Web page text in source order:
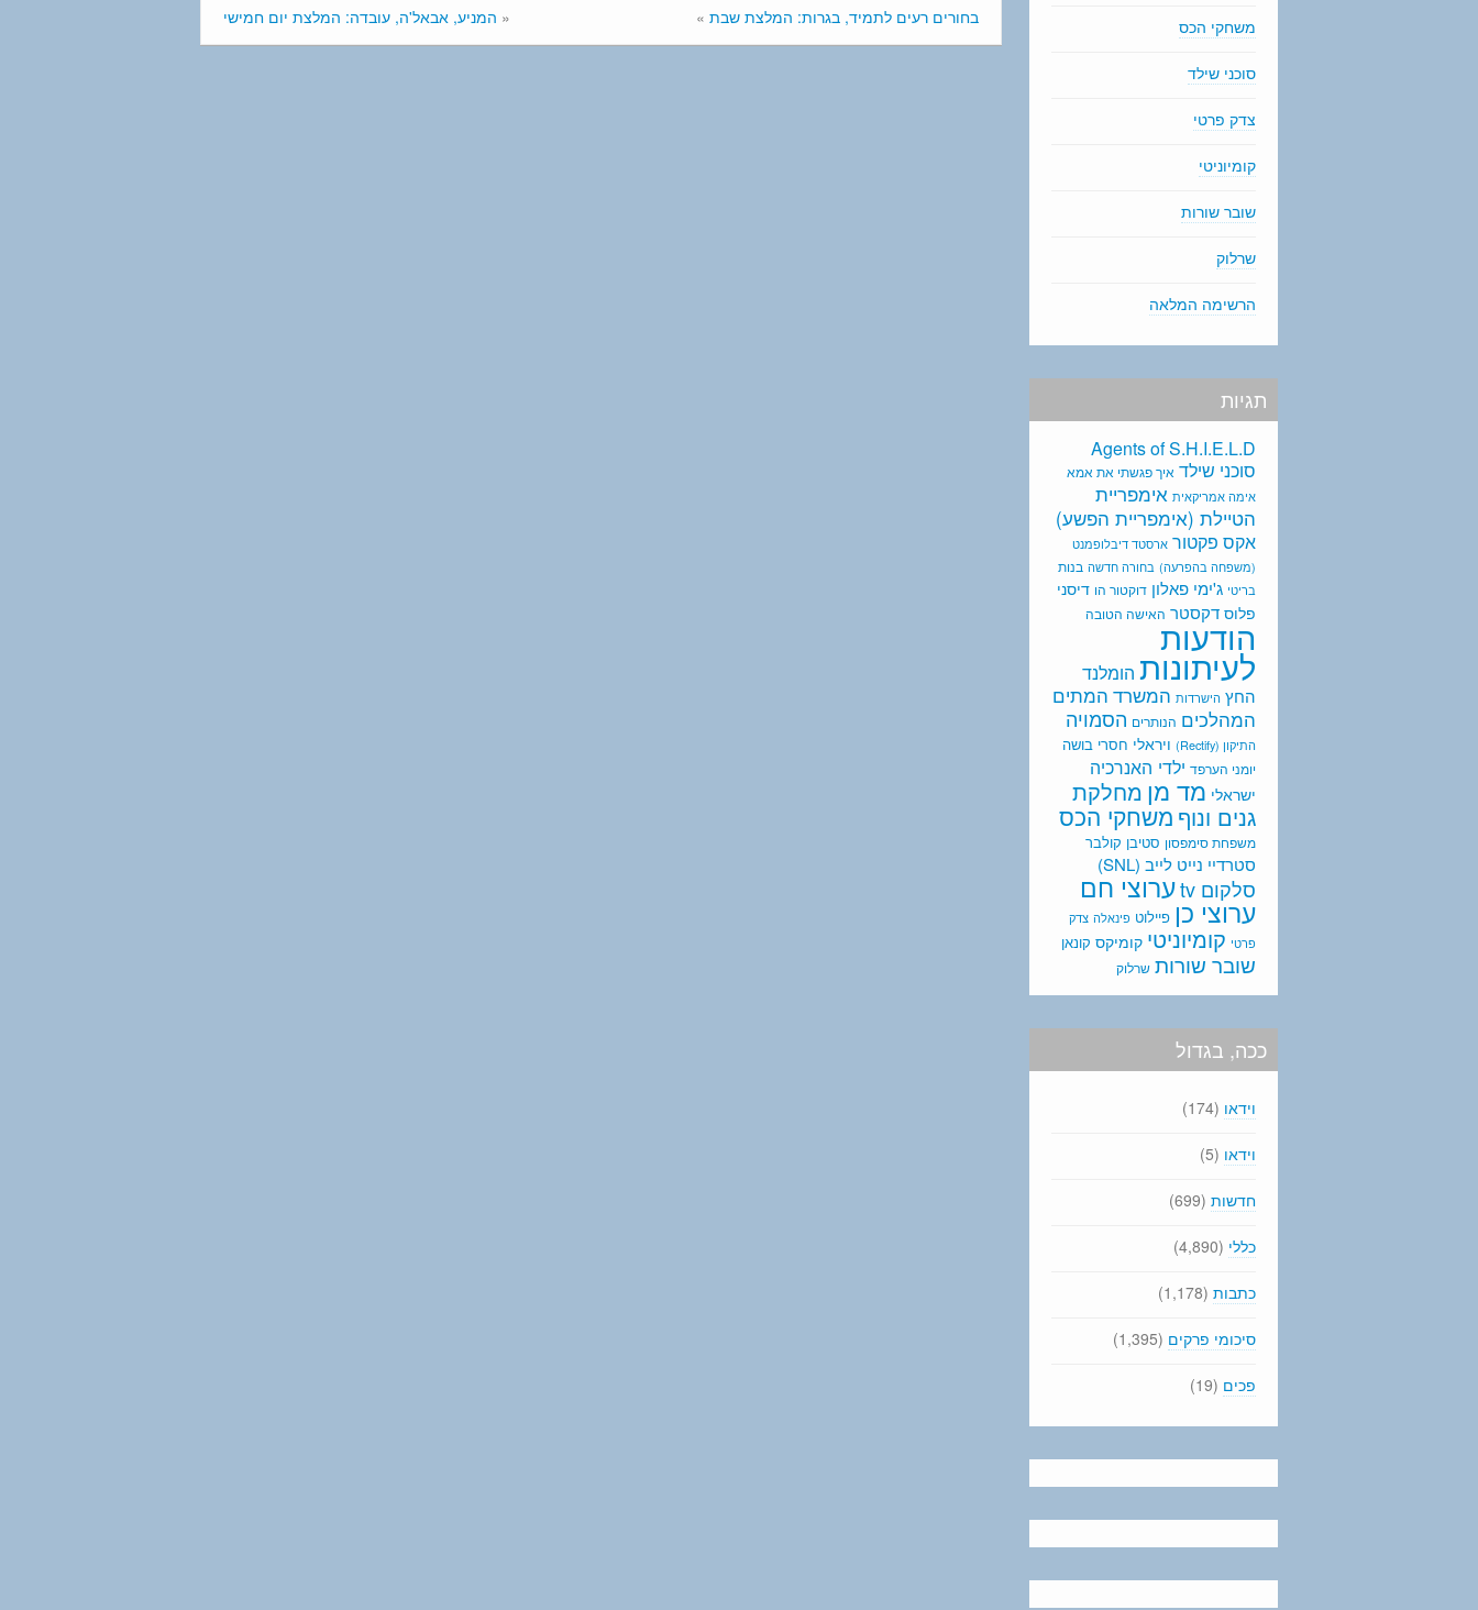
« המניע, אבאל'ה, עובדה: המלצת יום חמישי בחורים רעים לתמיד, בגרות: המלצת שבת » משחקי הכס
סוכני שילד
צדק פרטי
קומיוניטי
שובר שורות
שרלוק
הרשימה המלאה
תגיות
Agents of S.H.I.E.L.D
סוכני שילד איך פגשתי את אמא
אימה אמריקאית אימפריית
הטיילת (אימפריית הפשע)
אקס פקטור ארסטד דיבלופמנט
(משפחה בהפרעה) בחורה חדשה בנות
בריטי ג'ימי פאלון דוקטור הו דיסני
פלוס דקסטר האישה הטובההודעות
לעיתונות הומלנד
החץ הישרדות המשרד המתים
המהלכים הנותרים הסמויה
התיקון (Rectify) ויראלי חסרי בושה
יומני הערפד ילדי האנרכיה
ישראלי מד מן מחלקת
גנים ונוף משחקי הכס
משפחת סימפסון סטיבן קולבר
סטרדיי נייט לייב (SNL)
סלקום tv ערוצי חם
ערוצי כן פיילוט פינאלה צדק
פרטי קומיוניטי קומיקס קונאן
שובר שורות שרלוק
ככה, בגדול
וידאו (174)
וידאו (5)
חדשות (699)
כללי (4,890)
כתבות (1,178)
סיכומי פרקים (1,395)
פכים (19)